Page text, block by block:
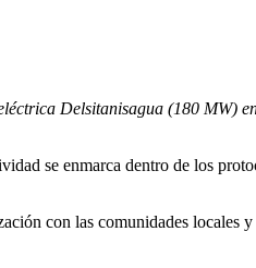
Delsitanisagua (180 MW)
se enmarca dentro de los
con las comunidades locales